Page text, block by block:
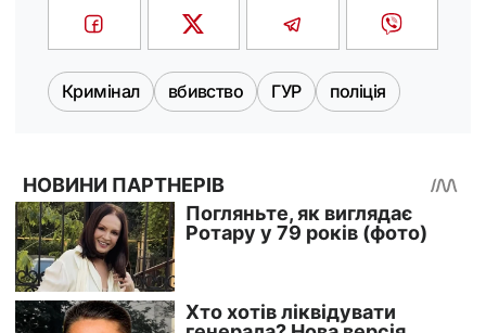
Кримінал вбивство ГУР поліція